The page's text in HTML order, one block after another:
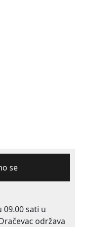
se
09.00 sati u
održava